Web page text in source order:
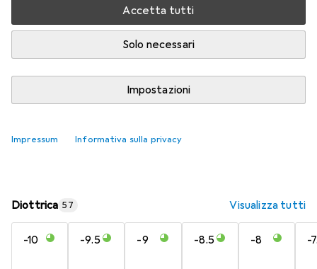
Accetta tutti
Solo necessari
Impostazioni
Impressum Informativa sulla privacy
Consegna tra gio, 13/8 e lun, 17/8
Più di 10 pezzi in stock presso il fornitore
Aggiungi al carrello
Diottrica 57 Visualizza tutti
-10 -9.5 -9 -8.5 -8 -